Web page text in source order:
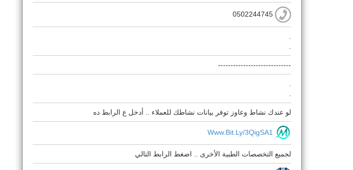
.
.
-----------------------------
.
.
لو عندك نشاط وعاوز توفر بيانات نشاطك للعملاء .. أدخل ع الرابط ده
Www.bit.ly/3QigSA1
لجميع التخصصات الطبية الأخرى .. اضغط الرابط التالي